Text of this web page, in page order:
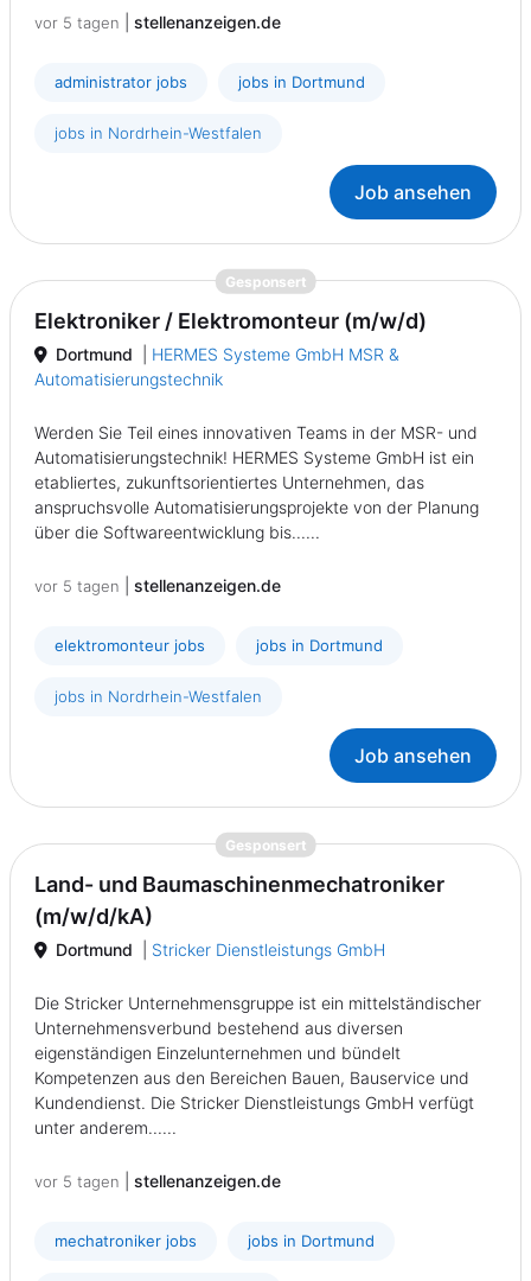
vor 5 tagen stellenanzeigen.de
administrator jobs jobs in Dortmund
jobs in Nordrhein-Westfalen
Job ansehen
Gesponsert{prompt.job}
Elektroniker / Elektromonteur (m/w/d)
Dortmund
HERMES Systeme GmbH MSR &
Automatisierungstechnik
Werden Sie Teil eines innovativen Teams in der MSR- und
Automatisierungstechnik! HERMES Systeme GmbH ist ein
etabliertes, zukunftsorientiertes Unternehmen, das
anspruchsvolle Automatisierungsprojekte von der Planung
über die Softwareentwicklung bis......
vor 5 tagen stellenanzeigen.de
elektromonteur jobs jobs in Dortmund
jobs in Nordrhein-Westfalen
Job ansehen
Gesponsert{prompt.job}
Land- und Baumaschinenmechatroniker
(m/w/d/kA)
Dortmund Stricker Dienstleistungs GmbH
Die Stricker Unternehmensgruppe ist ein mittelständischer
Unternehmensverbund bestehend aus diversen
eigenständigen Einzelunternehmen und bündelt
Kompetenzen aus den Bereichen Bauen, Bauservice und
Kundendienst. Die Stricker Dienstleistungs GmbH verfügt
unter anderem......
vor 5 tagen stellenanzeigen.de
mechatroniker jobs jobs in Dortmund